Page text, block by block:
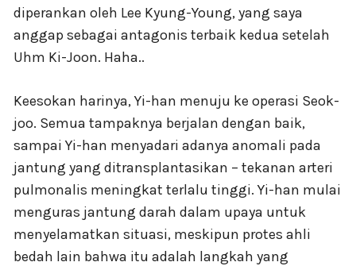
diperankan oleh Lee Kyung-Young, yang saya
anggap sebagai antagonis terbaik kedua setelah
Uhm Ki-Joon. Haha..
Keesokan harinya, Yi-han menuju ke operasi Seok-
joo. Semua tampaknya berjalan dengan baik,
sampai Yi-han menyadari adanya anomali pada
jantung yang ditransplantasikan – tekanan arteri
pulmonalis meningkat terlalu tinggi. Yi-han mulai
menguras jantung darah dalam upaya untuk
menyelamatkan situasi, meskipun protes ahli
bedah lain bahwa itu adalah langkah yang